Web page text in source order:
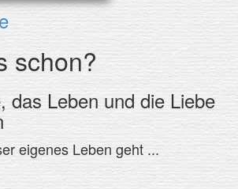
schon?
das Leben und die Liebe
eigenes Leben geht ...